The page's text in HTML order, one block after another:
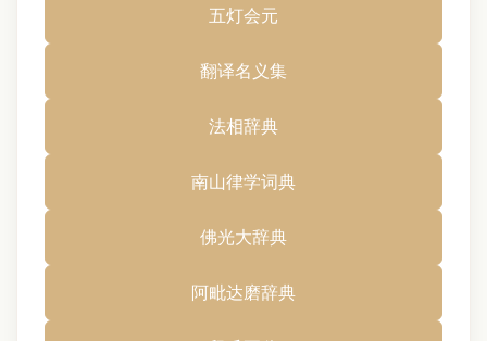
五灯会元
翻译名义集
法相辞典
南山律学词典
佛光大辞典
阿毗达磨辞典